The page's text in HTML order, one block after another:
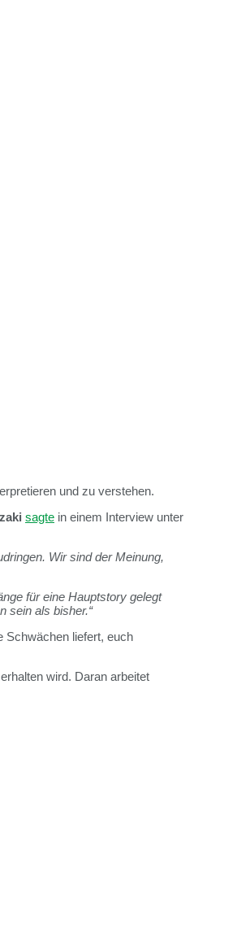
und zu verstehen.
sagte in einem Interview unter
Wir sind der Meinung,
für eine Hauptstory gelegt
sein als bisher.“
Schwächen liefert, euch
wird. Daran arbeitet